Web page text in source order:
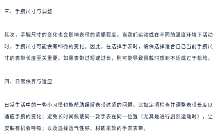
三、手腕尺寸与调整
其次，手腕尺寸的变化也会影响表带的紧绷程度。当我们运动或在不同的温度环境下活动
时，手腕尺寸可能会有细微的变化。因此，在选择手表时，确保选择适合自己当前手腕尺
寸的表带长度至关重要。如果表带过短或过长，则可能导致佩戴时感到不适或过于松垮。
四、日常保养与适应
日常生活中的一些小习惯也能帮助缓解表带过紧的问题。比如定期检查并调整表带长度以
适应手腕的变化；避免长时间佩戴同一款手表在同一位置（尤其是进行剧烈运动时），让
皮肤有机会呼吸；以及选择透气性好、材质柔软的手表表带。